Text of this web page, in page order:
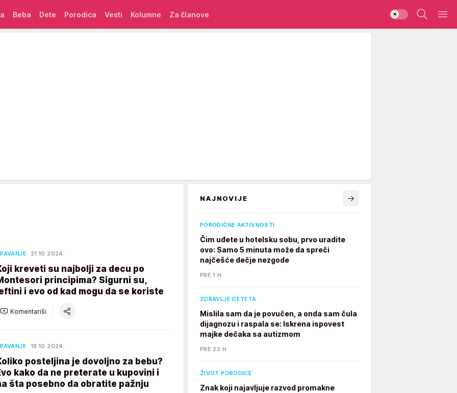
Beba Dete Porodica Vesti Kolumne Za članove
21.10.2024.
kreveti su najbolji za decu po
principima? Sigurni su,
i evo od kad mogu da se koriste
Komentariši
18.10.2024.
posteljina je dovoljno za bebu?
kako da ne preterate u kupovini i
šta posebno da obratite pažnju
NAJNOVIJE
PORODIČNE AKTIVNOSTI
Čim uđete u hotelsku sobu, prvo uradite
ovo: Samo 5 minuta može da spreči
najčešće dečje nezgode
PRE 1 H
ZDRAVLJE DETETA
Mislila sam da je povučen, a onda sam čula
dijagnozu i raspala se: Iskrena ispovest
majke dečaka sa autizmom
PRE 22 H
ŽIVOT PORODICE
Znak koji najavljuje razvod promakne